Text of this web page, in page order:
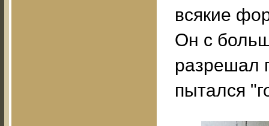
всякие
Он с
разрешал
пытался